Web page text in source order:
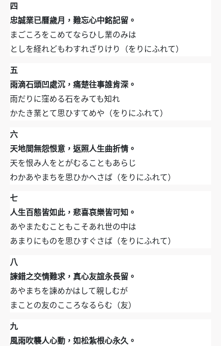
四
忠誠業已曆歲月，難忘心中銘記留。
まごころをこめてならひし業のみは
としを経れどもわすれざりけり（をりにふれて）
五
雨滴石頭凹處沉，痛楚往事誰肯深。
雨だりに窪める石をみても知れ
かたき業とて思ひすてめや（をりにふれて）
六
天地間無怨恨意，返照人生曲折情。
天を恨み人をとがむることもあらじ
わかあやまちを思ひかへさば（をりにふれて）
七
人生百態皆如此，悲喜哀樂皆可知。
あやまたむこともこそあれ世の中は
あまりにものを思ひすぐさば（をりにふれて）
八
諫錯之交情難求，真心友誼永長留。
あやまちを諫めかはして親しむが
まことの友のこころなるらむ（友）
九
風雨吹襲人心動，如松紮根心永久。